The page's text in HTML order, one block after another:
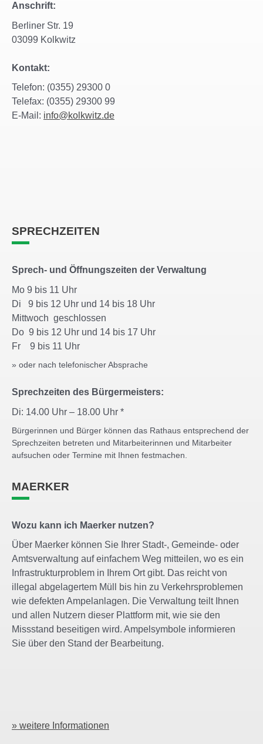
Anschrift:
Berliner Str. 19
03099 Kolkwitz
Kontakt:
Telefon: (0355) 29300 0
Telefax: (0355) 29300 99
E-Mail: info@kolkwitz.de
SPRECHZEITEN
Sprech- und Öffnungszeiten der Verwaltung
Mo 9 bis 11 Uhr
Di 9 bis 12 Uhr und 14 bis 18 Uhr
Mittwoch geschlossen
Do 9 bis 12 Uhr und 14 bis 17 Uhr
Fr 9 bis 11 Uhr
» oder nach telefonischer Absprache
Sprechzeiten des Bürgermeisters:
Di: 14.00 Uhr – 18.00 Uhr *
Bürgerinnen und Bürger können das Rathaus entsprechend der
Sprechzeiten betreten und Mitarbeiterinnen und Mitarbeiter
aufsuchen oder Termine mit Ihnen festmachen.
MAERKER
Wozu kann ich Maerker nutzen?
Über Maerker können Sie Ihrer Stadt-, Gemeinde- oder
Amtsverwaltung auf einfachem Weg mitteilen, wo es ein
Infrastrukturproblem in Ihrem Ort gibt. Das reicht von
illegal abgelagertem Müll bis hin zu Verkehrsproblemen
wie defekten Ampelanlagen. Die Verwaltung teilt Ihnen
und allen Nutzern dieser Plattform mit, wie sie den
Missstand beseitigen wird. Ampelsymbole informieren
Sie über den Stand der Bearbeitung.
» weitere Informationen